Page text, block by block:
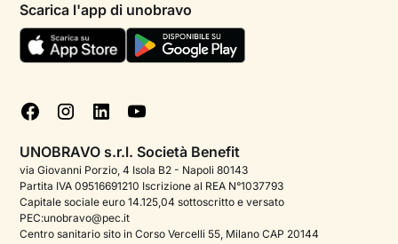
Aiuto urgente
FAQ
Podcast di psicologia
Corporate
Psicologo italiano all'estero
Termini e condizioni
Informativa Privacy
Cookie policy
Gestisci cookie
Scarica l'app di unobravo
UNOBRAVO s.r.l. Società Benefit
via Giovanni Porzio, 4 Isola B2 - Napoli 80143
Partita IVA 09516691210 Iscrizione al REA N°1037793
Capitale sociale euro 14.125,04 sottoscritto e versato
PEC:unobravo@pec.it
Centro sanitario sito in Corso Vercelli 55, Milano CAP 20144